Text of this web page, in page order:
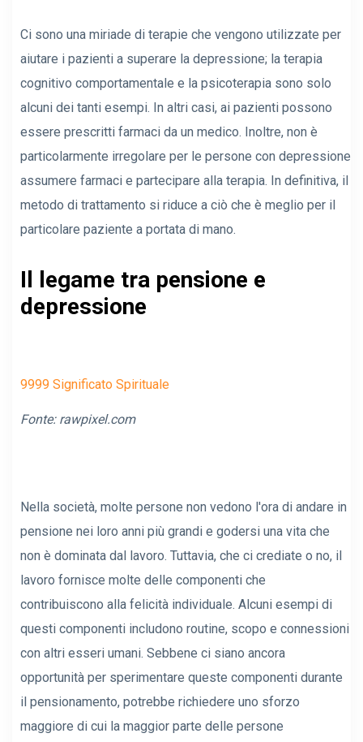
Ci sono una miriade di terapie che vengono utilizzate per
aiutare i pazienti a superare la depressione; la terapia
cognitivo comportamentale e la psicoterapia sono solo
alcuni dei tanti esempi. In altri casi, ai pazienti possono
essere prescritti farmaci da un medico. Inoltre, non è
particolarmente irregolare per le persone con depressione
assumere farmaci e partecipare alla terapia. In definitiva, il
metodo di trattamento si riduce a ciò che è meglio per il
particolare paziente a portata di mano.
Il legame tra pensione e
depressione
9999 Significato Spirituale
Fonte: rawpixel.com
Nella società, molte persone non vedono l'ora di andare in
pensione nei loro anni più grandi e godersi una vita che
non è dominata dal lavoro. Tuttavia, che ci crediate o no, il
lavoro fornisce molte delle componenti che
contribuiscono alla felicità individuale. Alcuni esempi di
questi componenti includono routine, scopo e connessioni
con altri esseri umani. Sebbene ci siano ancora
opportunità per sperimentare queste componenti durante
il pensionamento, potrebbe richiedere uno sforzo
maggiore di cui la maggior parte delle persone